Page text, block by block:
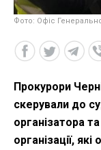
Фото: Офіс
Прокурори
скерували до
організатора
організації,